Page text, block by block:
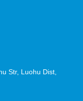
Str, Luohu Dist,